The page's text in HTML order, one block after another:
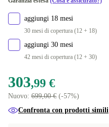
aggiungi 18 mesi
30 mesi di copertura (12 + 18)
aggiungi 30 mesi
42 mesi di copertura (12 + 30)
303,99 €
Nuovo: 699,00 € (-57%)
Confronta con prodotti simili